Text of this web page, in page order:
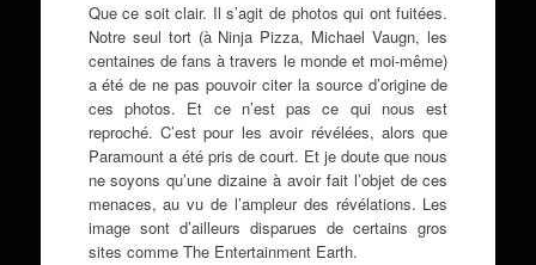
Que ce soit clair. Il s’agit de photos qui ont fuitées.
Notre seul tort (à Ninja Pizza, Michael Vaugn, les
centaines de fans à travers le monde et moi-même)
a été de ne pas pouvoir citer la source d’origine de
ces photos. Et ce n’est pas ce qui nous est
reproché. C’est pour les avoir révélées, alors que
Paramount a été pris de court. Et je doute que nous
ne soyons qu’une dizaine à avoir fait l’objet de ces
menaces, au vu de l’ampleur des révélations. Les
image sont d’ailleurs disparues de certains gros
sites comme The Entertainment Earth.